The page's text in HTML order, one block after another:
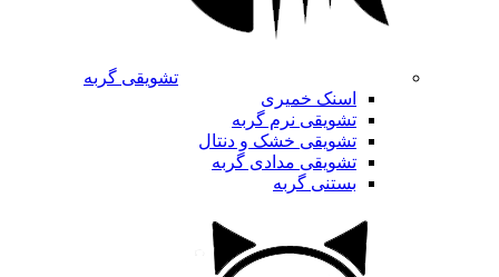
تشویقی گربه
اسنک خمیری
تشویقی نرم گربه
تشویقی خشک و دنتال
تشویقی مدادی گربه
بستنی گربه